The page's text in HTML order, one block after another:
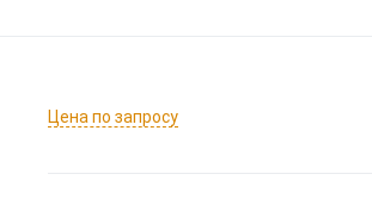
Цена по запросу